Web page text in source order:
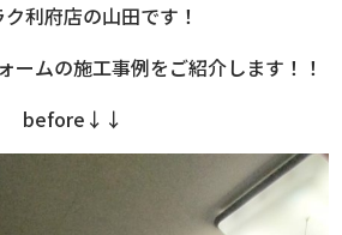
利府店の山田です！
ームの施工事例をご紹介します！！
before↓↓